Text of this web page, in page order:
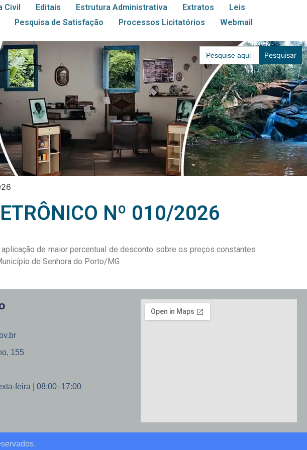
Civil Editais Estrutura Administrativa Extratos
Leis
Pesquisa de Satisfação Processos Licitatórios Webmail
Search
for:
Nº 010/2026
de maior percentual de desconto sobre os preços constantes
de Senhora do Porto/MG
155
feira | 08:00–17:00